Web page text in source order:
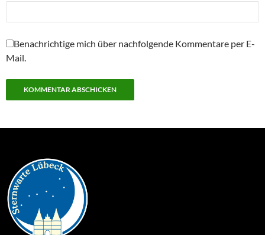
Benachrichtige mich über nachfolgende Kommentare per E-
Mail.